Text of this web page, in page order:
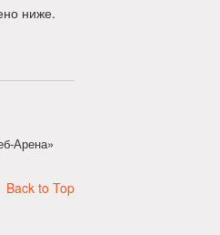
ниже.
Арена»
Back to Top